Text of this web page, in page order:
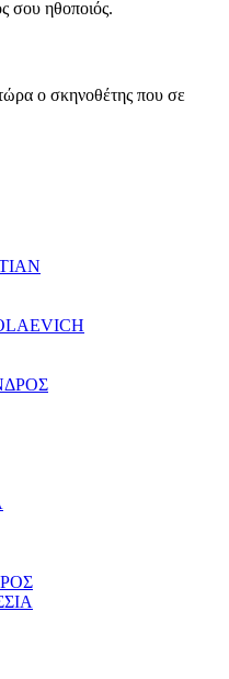
σου ηθοποιός.
ο σκηνοθέτης που σε